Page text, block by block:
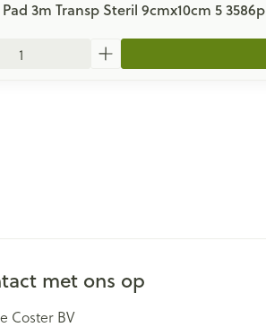
3m Transp Steril 9cmx10cm 5 3586p
met ons op
Coster BV